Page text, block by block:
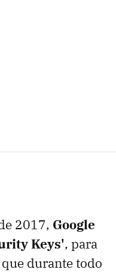
2017, Google
Keys', para
durante todo